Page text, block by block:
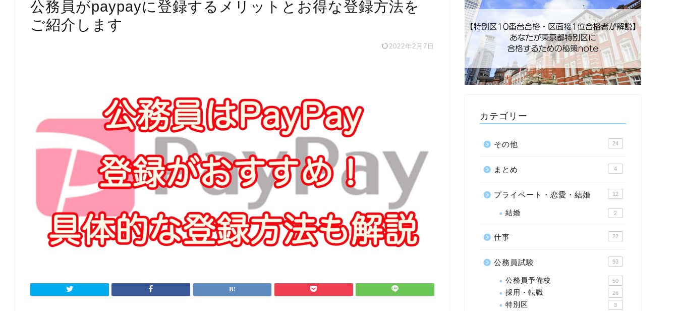
公務員がpaypayに登録するメリットとお得な登録方法を
ご紹介します
2022年2月7日
カテゴリー
その他 24
まとめ 4
プライベート・恋愛・結婚 12
結婚 2
仕事 22
公務員試験 93
公務員予備校 50
採用・転職 26
特別区 3